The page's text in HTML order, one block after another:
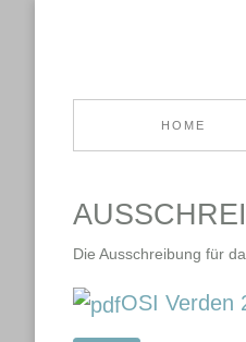
HOME
Die Ausschreibung für
OSI Verden